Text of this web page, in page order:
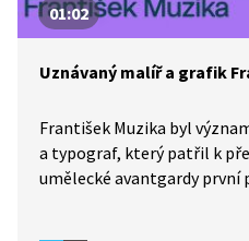
01:02
Uznávaný malíř a grafik
František Muzika byl
a typograf, který patřil k
umělecké avantgardy první